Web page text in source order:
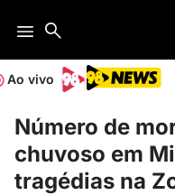
Ao vivo
Número de
chuvoso em
tragédias na